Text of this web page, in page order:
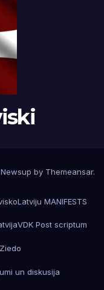
Newsup by Themeansar.
MANIFESTS
VDK Post scriptum
Ziedo
un diskusija